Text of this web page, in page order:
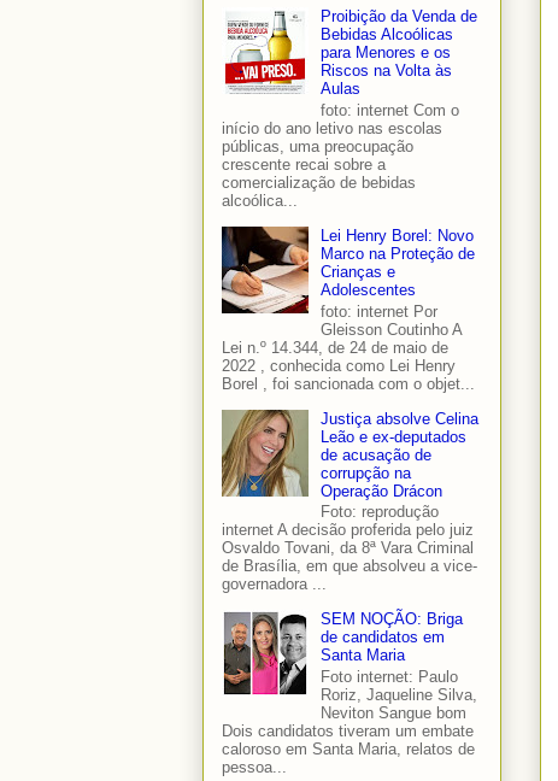
Proibição da Venda de
Bebidas Alcoólicas
para Menores e os
Riscos na Volta às
Aulas
foto: internet Com o
início do ano letivo nas escolas
públicas, uma preocupação
crescente recai sobre a
comercialização de bebidas
alcoólica...
Lei Henry Borel: Novo
Marco na Proteção de
Crianças e
Adolescentes
foto: internet Por
Gleisson Coutinho A
Lei n.º 14.344, de 24 de maio de
2022 , conhecida como Lei Henry
Borel , foi sancionada com o objet...
Justiça absolve Celina
Leão e ex-deputados
de acusação de
corrupção na
Operação Drácon
Foto: reprodução
internet A decisão proferida pelo juiz
Osvaldo Tovani, da 8ª Vara Criminal
de Brasília, em que absolveu a vice-
governadora ...
SEM NOÇÃO: Briga
de candidatos em
Santa Maria
Foto internet: Paulo
Roriz, Jaqueline Silva,
Neviton Sangue bom
Dois candidatos tiveram um embate
caloroso em Santa Maria, relatos de
pessoa...